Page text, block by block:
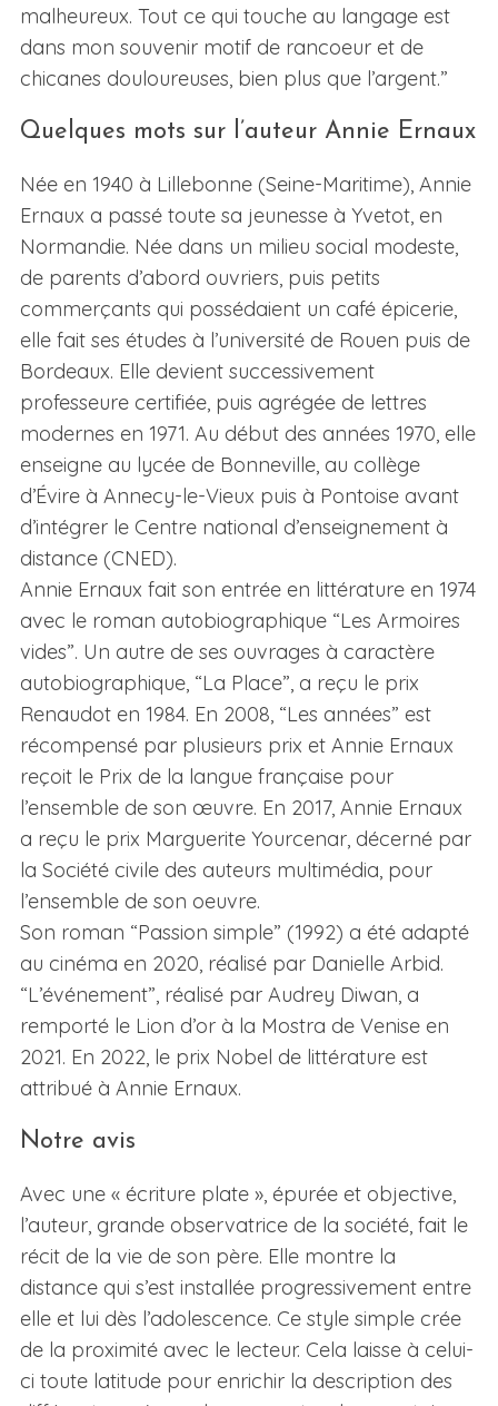
malheureux. Tout ce qui touche au langage est
dans mon souvenir motif de rancoeur et de
chicanes douloureuses, bien plus que l’argent.”
Quelques mots sur l’auteur Annie Ernaux
Née en 1940 à Lillebonne (Seine-Maritime), Annie
Ernaux a passé toute sa jeunesse à Yvetot, en
Normandie. Née dans un milieu social modeste,
de parents d’abord ouvriers, puis petits
commerçants qui possédaient un café épicerie,
elle fait ses études à l’université de Rouen puis de
Bordeaux. Elle devient successivement
professeure certifiée, puis agrégée de lettres
modernes en 1971. Au début des années 1970, elle
enseigne au lycée de Bonneville, au collège
d’Évire à Annecy-le-Vieux puis à Pontoise avant
d’intégrer le Centre national d’enseignement à
distance (CNED).
Annie Ernaux fait son entrée en littérature en 1974
avec le roman autobiographique “Les Armoires
vides”. Un autre de ses ouvrages à caractère
autobiographique, “La Place”, a reçu le prix
Renaudot en 1984. En 2008, “Les années” est
récompensé par plusieurs prix et Annie Ernaux
reçoit le Prix de la langue française pour
l’ensemble de son œuvre. En 2017, Annie Ernaux
a reçu le prix Marguerite Yourcenar, décerné par
la Société civile des auteurs multimédia, pour
l’ensemble de son oeuvre.
Son roman “Passion simple” (1992) a été adapté
au cinéma en 2020, réalisé par Danielle Arbid.
“L’événement”, réalisé par Audrey Diwan, a
remporté le Lion d’or à la Mostra de Venise en
2021. En 2022, le prix Nobel de littérature est
attribué à Annie Ernaux.
Notre avis
Avec une « écriture plate », épurée et objective,
l’auteur, grande observatrice de la société, fait le
récit de la vie de son père. Elle montre la
distance qui s’est installée progressivement entre
elle et lui dès l’adolescence. Ce style simple crée
de la proximité avec le lecteur. Cela laisse à celui-
ci toute latitude pour enrichir la description des